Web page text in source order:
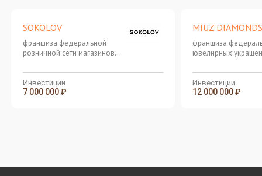
SOKOLOV
франшиза федеральной
розничной сети магазинов
выручкой 1,5–15 млн рублей
Инвестиции
7 000 000 ₽
MIUZ DIAMONDS
франшиза
ювелирных
Инвестиции
12 000 000 ₽